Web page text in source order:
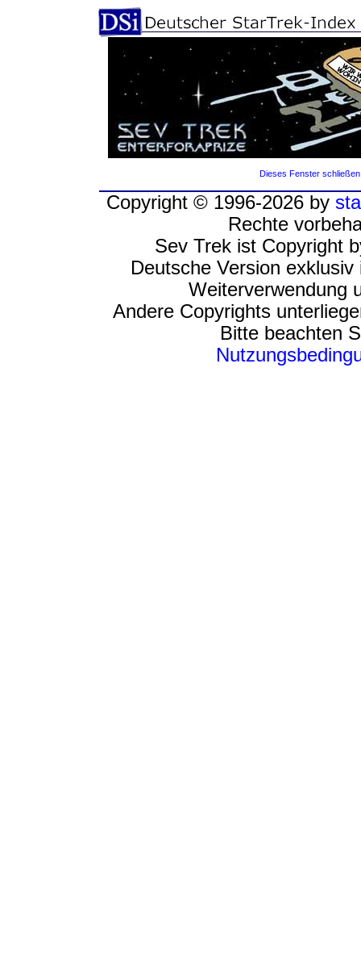
Dieses Fenster schließen
Copyright © 1996-2026 by
Rechte
Sev Trek ist Copyright
Deutsche Version
Weiterverwendung
Andere Copyrights
Bitte beachten